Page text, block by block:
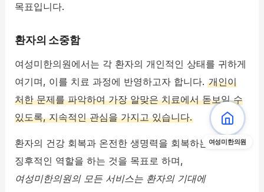
목표입니다.
환자의 소중함
여성미한의원에서는 각 환자의 개인적인 상태를 귀하게
여기며, 이를 치료 과정에 반영하고자 합니다.개인이
처한 문제를 파악하여 가장 알맞은 치료에서 돋보일 수
있도록, 지속적인 관심을 가지고 있습니다.
환자의 건강 회복과 온전한 생명력을 회복하는 데
징후적인 역할을 하는 것을 목표로 하며,
여성미한의원의 모든 서비스는 환자의 기대에
여성미한의원